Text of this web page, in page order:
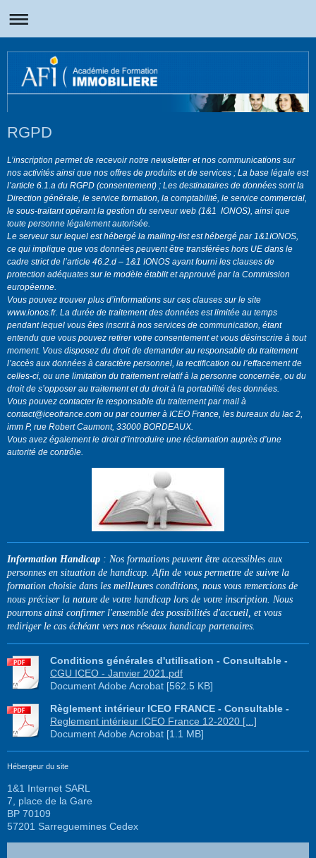
RGPD
L’inscription permet de recevoir notre newsletter et nos communications sur
nos activités ainsi que nos offres de produits et de services ; La base légale est
l’article 6.1.a du RGPD (consentement) ; Les destinataires de données sont la
Direction générale, le service formation, la comptabilité, le service commercial,
le sous-traitant opérant la gestion du serveur web (1&1 IONOS), ainsi que
toute personne légalement autorisée.
Le serveur sur lequel est hébergé la mailing-list est hébergé par 1&1IONOS,
ce qui implique que vos données peuvent être transférées hors UE dans le
cadre strict de l’article 46.2.d – 1&1 IONOS ayant fourni les clauses de
protection adéquates sur le modèle établit et approuvé par la Commission
européenne.
Vous pouvez trouver plus d’informations sur ces clauses sur le site
www.ionos.fr. La durée de traitement des données est limitée au temps
pendant lequel vous êtes inscrit à nos services de communication, étant
entendu que vous pouvez retirer votre consentement et vous désinscrire à tout
moment. Vous disposez du droit de demander au responsable du traitement
l’accès aux données à caractère personnel, la rectification ou l’effacement de
celles-ci, ou une limitation du traitement relatif à la personne concernée, ou du
droit de s’opposer au traitement et du droit à la portabilité des données.
Vous pouvez contacter le responsable du traitement par mail à
contact@iceofrance.com ou par courrier à ICEO France, les bureaux du lac 2,
imm P, rue Robert Caumont, 33000 BORDEAUX.
Vous avez également le droit d’introduire une réclamation auprès d’une
autorité de contrôle.
Information Handicap : Nos formations peuvent être accessibles aux
personnes en situation de handicap. Afin de vous permettre de suivre la
formation choisie dans les meilleures conditions, nous vous remercions de
nous préciser la nature de votre handicap lors de votre inscription. Nous
pourrons ainsi confirmer l'ensemble des possibilités d'accueil, et vous
rediriger le cas échéant vers nos réseaux handicap partenaires.
Conditions générales d'utilisation - Consultable -
CGU ICEO - Janvier 2021.pdf
Document Adobe Acrobat [562.5 KB]
Règlement intérieur ICEO FRANCE - Consultable -
Reglement intérieur ICEO France 12-2020 [...]
Document Adobe Acrobat [1.1 MB]
Hébergeur du site
1&1 Internet SARL
7, place de la Gare
BP 70109
57201 Sarreguemines Cedex